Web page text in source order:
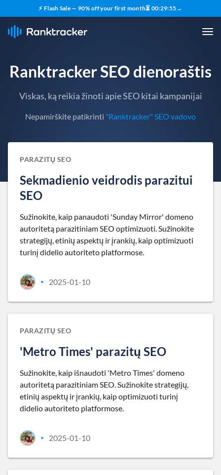
⚡ Flash Sale — 90% off your first month⏳ 00:29:54→
Ranktracker SEO dienoraštis
Viskas, ką reikia žinoti apie SEO kitai kampanijai
Nepamirškite patikrinti "Ranktracker" SEO vadovo
PARAZITŲ SEO
Sekmadienio veidrodis parazitui
SEO
Sužinokite, kaip panaudoti 'Sunday Mirror' domeno
autoritetą parazitiniam SEO optimizuoti. Sužinokite
strategijų, etinių aspektų ir įrankių, kaip optimizuoti
turinį didelio autoriteto platformose.
• 2025-01-10
PARAZITŲ SEO
'Metro Times' parazitų SEO
Sužinokite, kaip išnaudoti 'Metro Times' domeno
autoritetą parazitiniam SEO. Sužinokite strategijų,
etinių aspektų ir įrankių, kaip optimizuoti turinį
didelio autoriteto platformose.
• 2025-01-10